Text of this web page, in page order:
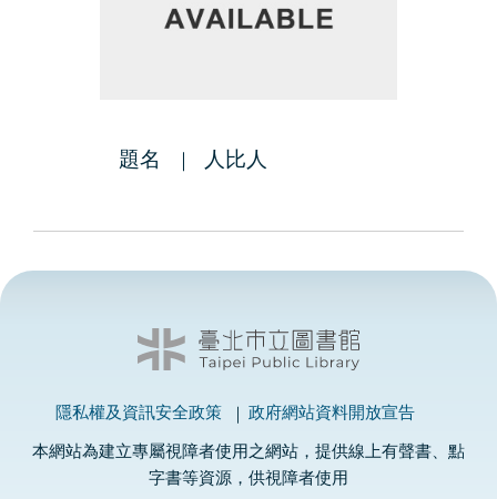
題名 人比人
隱私權及資訊安全政策 政府網站資料開放宣告
本網站為建立專屬視障者使用之網站，提供線上有聲書、點
字書等資源，供視障者使用